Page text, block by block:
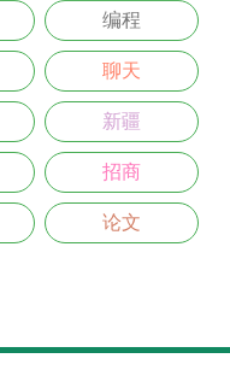
编程
聊天
新疆
招商
论文